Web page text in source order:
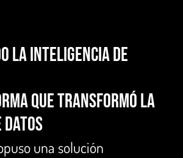
la inteligencia de
que transformó la
datos
una solución